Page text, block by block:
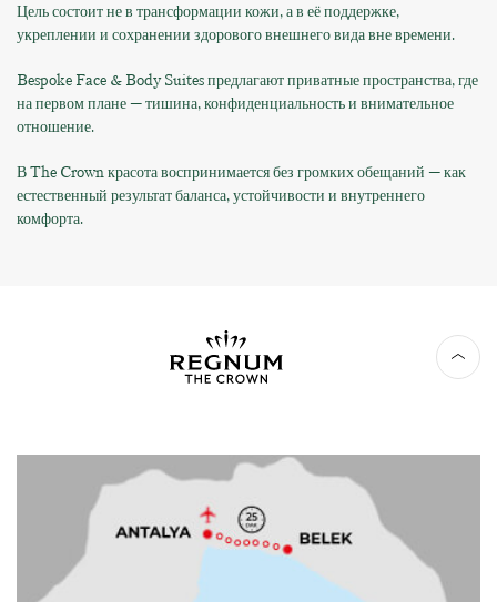
Цель состоит не в трансформации кожи, а в её поддержке,
укреплении и сохранении здорового внешнего вида вне времени.
Bespoke Face & Body Suites предлагают приватные пространства, где
на первом плане — тишина, конфиденциальность и внимательное
отношение.
В The Crown красота воспринимается без громких обещаний — как
естественный результат баланса, устойчивости и внутреннего
комфорта.